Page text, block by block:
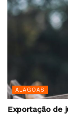
ALAGOAS
Exportação de